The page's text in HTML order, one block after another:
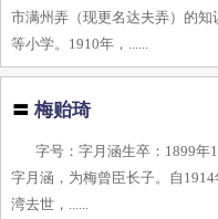
市满州弄（现更名达夫弄）的
等小学。1910年，......
〓梅贻琦
字号：字月涵生卒：1899
字月涵，为梅曾臣长子。自
湾去世，......